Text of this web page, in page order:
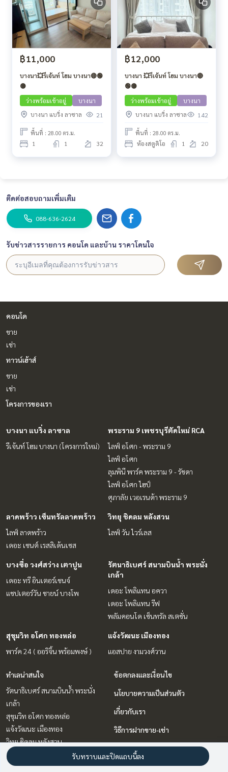
฿11,000
บางนา💥รีเจ้นท์ โฮม บางนา🔴🟢
🟡
ว่างพร้อมเข้าอยู่
บางนา
บางนา แบริ่ง ลาซาล
21
พื้นที่ : 28.00 ตร.ม.
1 1 32
฿12,000
บางนา 💥รีเจ้นท์ โฮม บางนา🔴
🟢🟡
ว่างพร้อมเข้าอยู่
บางนา
บางนา แบริ่ง ลาซาล
142
พื้นที่ : 28.00 ตร.ม.
ห้องสตูดิโอ 1 20
ติดต่อสอบถามเพิ่มเติม
088-636-2624
รับข่าวสารรายการ คอนโด และบ้าน ราคาโดนใจ
คอนโด
ขาย
เช่า
ทาวน์เฮ้าส์
ขาย
เช่า
โครงการของเรา
บางนา แบริ่ง ลาซาล
รีเจ้นท์ โฮม บางนา (โครงการใหม่)
พระราม 9 เพชรบุรีตัดใหม่ RCA
ไลฟ์ อโศก - พระราม 9
ไลฟ์ อโศก
ลุมพินี พาร์ค พระราม 9 - รัชดา
ไลฟ์ อโศก ไฮป์
ศุภาลัย เวอเรนด้า พระราม 9
ลาดพร้าว เซ็นทรัลลาดพร้าว
ไลฟ์ ลาดพร้าว
เดอะ เซนต์ เรสสิเด้นเซส
วิทยุ ชิดลม หลังสวน
ไลฟ์ วัน ไวร์เลส
บางซื่อ วงศ์สว่าง เตาปูน
เดอะ ทรี อินเตอร์เชนจ์
แชปเตอร์วัน ชายน์ บางโพ
รัตนาธิเบศร์ สนามบินน้ำ พระนั่ง
เกล้า
เดอะ โพลิแทน อควา
เดอะ โพลิแทน รีฟ
พลัมคอนโด เซ็นทรัล สเตชั่น
สุขุมวิท อโศก ทองหล่อ
พาร์ค 24 ( ออริจิ้น พร้อมพงษ์ )
แจ้งวัฒนะ เมืองทอง
แอสปาย งามวงศ์วาน
ทำเลน่าสนใจ
รัตนาธิเบศร์ สนามบินน้ำ พระนั่ง
เกล้า
สุขุมวิท อโศก ทองหล่อ
แจ้งวัฒนะ เมืองทอง
วิทยุ ชิดลม หลังสวน
พระราม 9 เพชรบุรีตัดใหม่ RCA
บางนา แบริ่ง ลาซาล
ข้อตกลงและเงื่อนไข
นโยบายความเป็นส่วนตัว
เกี่ยวกับเรา
วิธีการฝากขาย-เช่า
ติดต่อ
รับทราบและปิดแถบนี้ลง